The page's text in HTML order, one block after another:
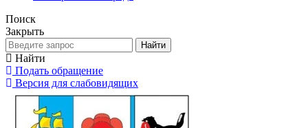
Поиск
Закрыть
Найти
Найти
Подать обращение
Версия для слабовидящих